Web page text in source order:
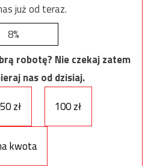
już od teraz.
8%
robotę? Nie czekaj zatem
nas od dzisiaj.
50 zł 100 zł
kwota